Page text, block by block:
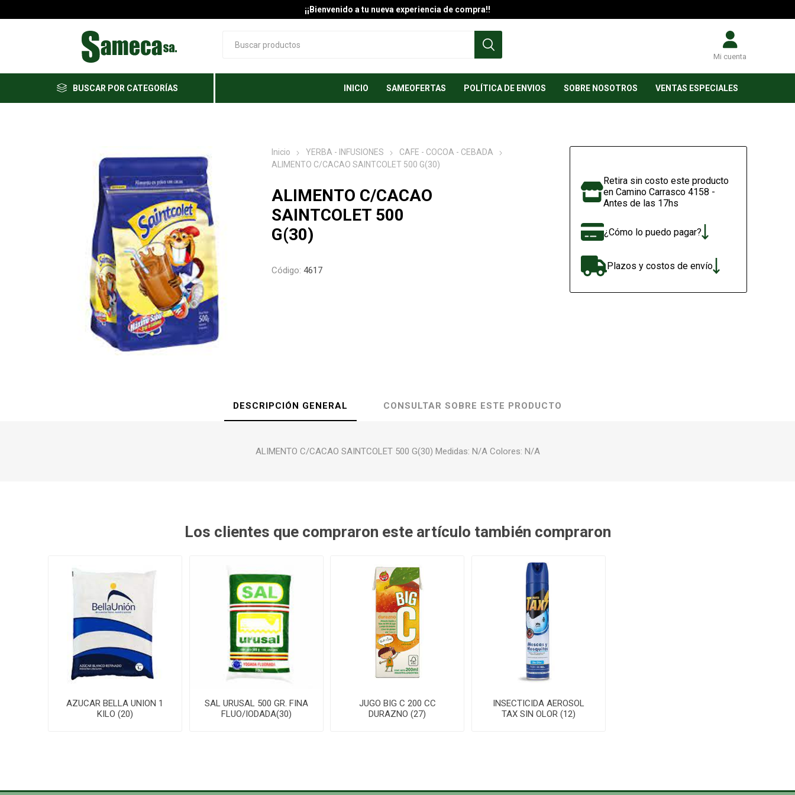
¡¡Bienvenido a tu nueva experiencia de compra!!
Mi cuenta
BUSCAR POR CATEGORÍAS INICIO SAMEOFERTAS POLÍTICA DE ENVIOS SOBRE NOSOTROS VENTAS ESPECIALES
Inicio YERBA - INFUSIONES
CAFE - COCOA - CEBADA
ALIMENTO C/CACAO SAINTCOLET 500 G(30)
ALIMENTO C/CACAO
SAINTCOLET 500
G(30)
Código: 4617
Retira sin costo este producto
en Camino Carrasco 4158 -
Antes de las 17hs
¿Cómo lo puedo pagar?
Plazos y costos de envío
DESCRIPCIÓN GENERAL CONSULTAR SOBRE ESTE PRODUCTO
ALIMENTO C/CACAO SAINTCOLET 500 G(30) Medidas: N/A Colores: N/A
Los clientes que compraron este artículo también compraron
AZUCAR BELLA UNION 1
KILO (20)
SAL URUSAL 500 GR. FINA
FLUO/IODADA(30)
JUGO BIG C 200 CC
DURAZNO (27)
INSECTICIDA AEROSOL
TAX SIN OLOR (12)